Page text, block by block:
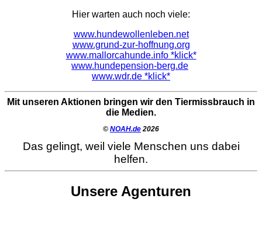
Hier warten auch noch viele:
www.hundewollenleben.net
www.grund-zur-hoffnung.org
www.mallorcahunde.info *klick*
www.hundepension-berg.de
www.wdr.de *klick*
Mit unseren Aktionen bringen wir den Tiermissbrauch in
die Medien.
© NOAH.de 2026
Das gelingt, weil viele Menschen uns dabei
helfen.
Unsere Agenturen